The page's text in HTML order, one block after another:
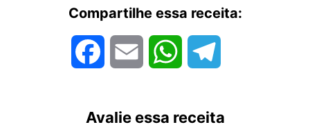
Compartilhe essa receita:
FacebookEmail WhatsApp
Avalie essa receita